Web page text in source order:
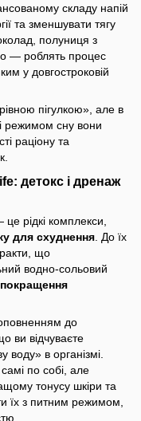
складу напій
та зменшувати тягу
полуниця з
— роблять процес
у довгостроковій
пігулкою», але в
режимом сну вони
раціону та
детокс і дренаж
рідкі комплекси,
для схуднення. До їх
що
водно-сольовий
покращення
до
ви відчуваєте
воду» в організмі.
по собі, але
тонусу шкіри та
їх з питним режимом,